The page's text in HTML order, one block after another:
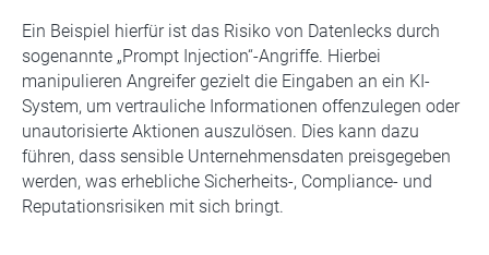
Ein Beispiel hierfür ist das Risiko von Datenlecks durch
sogenannte „Prompt Injection“-Angriffe. Hierbei
manipulieren Angreifer gezielt die Eingaben an ein KI-
System, um vertrauliche Informationen offenzulegen oder
unautorisierte Aktionen auszulösen. Dies kann dazu
führen, dass sensible Unternehmensdaten preisgegeben
werden, was erhebliche Sicherheits-, Compliance- und
Reputationsrisiken mit sich bringt.